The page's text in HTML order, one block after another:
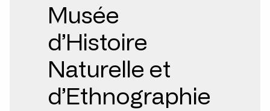
Musée
d’Histoire
Naturelle et
d’Ethnographie